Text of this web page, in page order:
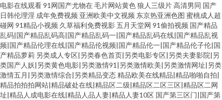
电影在线观看91网国产尤物在毛片网站黄色狼人三级片高清男同 国产
日韩伦理淫 成年免费视频 亚洲欧美中文视频 东京热亚洲色图 蜜桃成人超
碰网 91精品小视频 久草福利免费视影 五月天堂网 91偷拍视频 国产精品
乱码|国产精品乱码高|国产精品乱码一|国产精品乱码在线|国产精品乱视
频|国产精品伦理在线|国产精品伦视频|国产精品伦一|国产精品伦子伦|国
产精品萝莉 另类成人专区|另类春色首页|另类电影专区|另类夫妻影院|另
类国产人妖|另类黄色电影|另类激情91|另类激情欧美|另类激情网址|另类
激情五月|另类激情综合|另类精品变态精品欧美在线精品|精品啪啪自拍|
精品拍拍拍网站|精品破处在线|精品区二级|精品区二区三区|精品区二网
址|精品人成电影在线|精品人品人妻|精品人妻10区 国产第三区门|国产第